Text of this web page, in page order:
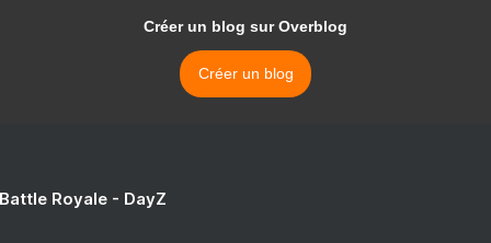
Créer un blog sur Overblog
Créer un blog
Royale - DayZ